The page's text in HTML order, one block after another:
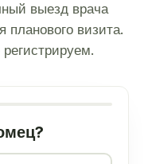
выезд врача
визита.